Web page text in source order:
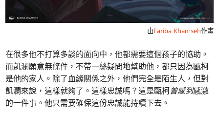
由Fariba Khamseh作畫
在很多他不打算多談的面向中，他都需要這個孩子的協助。
而凱瀾願意無條件，不帶一絲疑問地幫助他，都只因為甌柯
是他的家人。除了血緣關係之外，他們完全是陌生人，但對
凱瀾來說，這樣就夠了。這樣忠誠嗎？這是甌柯曾感到感激
的一件事。他只需要確保這份忠誠能持續下去。